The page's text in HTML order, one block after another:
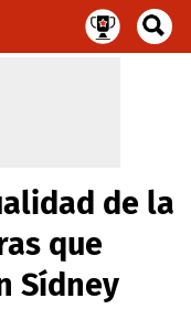
de la
que
Sídney